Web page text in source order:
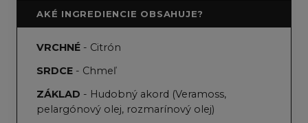
AKÉ INGREDIENCIE OBSAHUJE?
VRCHNÉ - Citrón
SRDCE - Chmeľ
ZÁKLAD - Hudobný akord (Veramoss,
pelargónový olej, rozmarínový olej)